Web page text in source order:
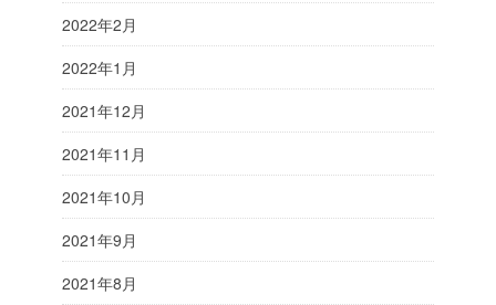
2022年2月
2022年1月
2021年12月
2021年11月
2021年10月
2021年9月
2021年8月